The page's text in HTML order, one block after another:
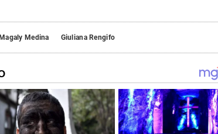
Magaly Medina Giuliana Rengifo